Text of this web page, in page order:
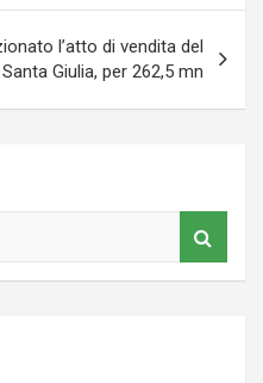
l’atto di vendita del
Giulia, per 262,5 mn